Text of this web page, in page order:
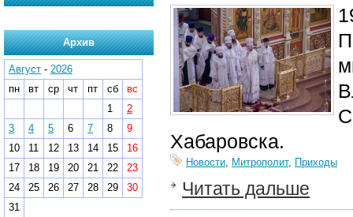
Хабаровска.
Новости, Митрополит, Приходы
Читать дальше
Архив
Август - 2026
пн
вт ср чт пт сб
вс
1
2
3
4 5 6 7 8
9
10
11 12 13 14 15
16
17
18 19 20 21 22
23
24
25 26 27 28 29
30
31